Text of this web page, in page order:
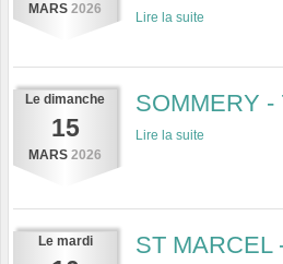
MARS 2026
Lire la suite
Le dimanche
15
MARS 2026
SOMMERY -
Lire la suite
Le mardi ST MARCEL